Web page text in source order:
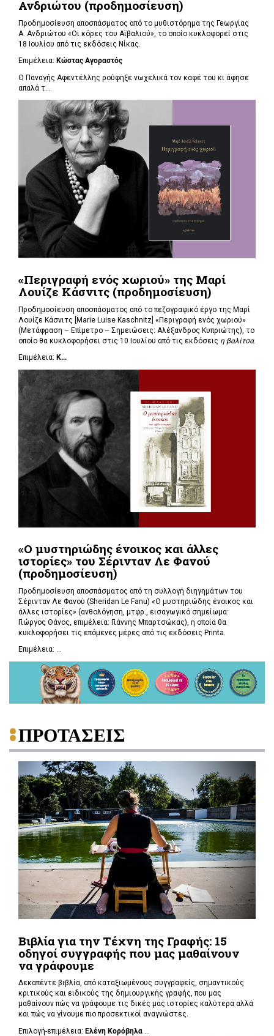
Ανδριώτου (προδημοσίευση)
Προδημοσίευση αποσπάσματος από το μυθιστόρημα της Γεωργίας
Α. Ανδριώτου «Οι κόρες του Αϊβαλιού», το οποίο κυκλοφορεί στις
18 Ιουλίου από τις εκδόσεις Νίκας.
Επιμέλεια: Κώστας Αγοραστός
Ο Παναγής Αφεντέλλης ρούφηξε νωχελικά τον καφέ του κι άφησε
απαλά τ...
«Περιγραφή ενός χωριού» της Μαρί
Λουίζε Κάσνιτς (προδημοσίευση)
Προδημοσίευση αποσπάσματος από το πεζογραφικό έργο της Μαρί
Λουίζε Κάσνιτς [Marie Luise Kaschnitz] «Περιγραφή ενός χωριού»
(Μετάφραση – Επίμετρο – Σημειώσεις: Αλέξανδρος Κυπριώτης), το
οποίο θα κυκλοφορήσει στις 10 Ιουλίου από τις εκδόσεις η βαλίτσα.
Επιμέλεια: Κ...
«Ο μυστηριώδης ένοικος και άλλες
ιστορίες» του Σέρινταν Λε Φανού
(προδημοσίευση)
Προδημοσίευση αποσπάσματος από τη συλλογή διηγημάτων του
Σέρινταν Λε Φανού (Sheridan Le Fanu) «Ο μυστηριώδης ένοικος και
άλλες ιστορίες» (ανθολόγηση, μτφρ., εισαγωγικό σημείωμα:
Γιώργος Θάνος, επιμέλεια: Γιάννης Μπαρτσώκας), η οποία θα
κυκλοφορήσει τις επόμενες μέρες από τις εκδόσεις Printa.
Επιμέλεια: ...
ΠΡΟΤΑΣΕΙΣ
Βιβλία για την Τέχνη της Γραφής: 15
οδηγοί συγγραφής που μας μαθαίνουν
να γράφουμε
Δεκαπέντε βιβλία, από καταξιωμένους συγγραφείς, σημαντικούς
κριτικούς και ειδικούς της δημιουργικής γραφής, που μας
μαθαίνουν πώς να γράφουμε τις δικές μας ιστορίες καλύτερα αλλά
και πώς να γίνουμε πιο προσεκτικοί αναγνώστες.
Επιλογή-επιμέλεια: Ελένη Κορόβηλα ...